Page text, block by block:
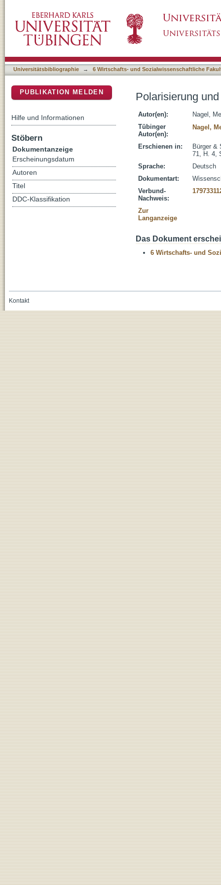
Universitätsbibliographie → 6 Wirtschafts- und Sozialwissenschaftliche
Polarisierung
Autor(en):
Nagel,
Tübinger
Autor(en):
Nagel,
Erschienen in:
Bürger &
71, H. 4,
Sprache:
Deutsch
Dokumentart:
Verbund-
Nachweis:
Zur
Langanzeige
Das Dokument
6 Wirtschafts- und
PUBLIKATION MELDEN
Hilfe und Informationen
Stöbern
Dokumentanzeige
Erscheinungsdatum
Autoren
Titel
DDC-Klassifikation
Kontakt